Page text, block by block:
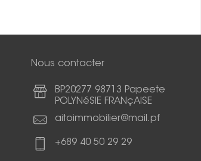
Nous contacter
BP20277 98713 Papeete
POLYNéSIE FRANçAISE
aitoimmobilier@mail.pf
+689 40 50 29 29